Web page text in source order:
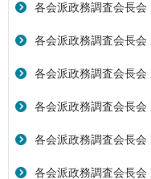
各会派政務調査会長会
各会派政務調査会長会
各会派政務調査会長会
各会派政務調査会長会
各会派政務調査会長会
各会派政務調査会長会